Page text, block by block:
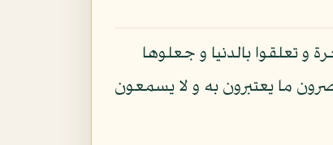
و تعلقوا بالدنيا و جعلوها
ما يعتبرون به و لا يسمعون